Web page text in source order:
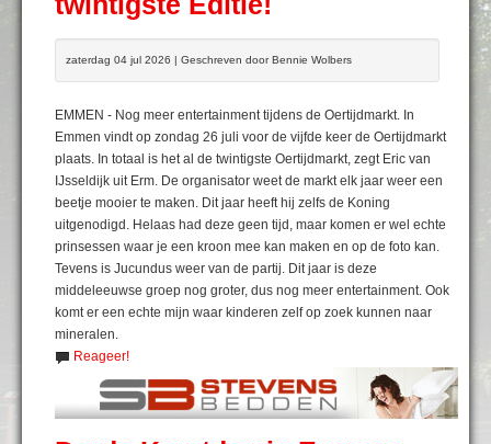
zaterdag 04 jul 2026 | Geschreven door Bennie Wolbers
EMMEN - Nog meer entertainment tijdens de Oertijdmarkt. In
Emmen vindt op zondag 26 juli voor de vijfde keer de Oertijdmarkt
plaats. In totaal is het al de twintigste Oertijdmarkt, zegt Eric van
IJsseldijk uit Erm. De organisator weet de markt elk jaar weer een
beetje mooier te maken. Dit jaar heeft hij zelfs de Koning
uitgenodigd. Helaas had deze geen tijd, maar komen er wel echte
prinsessen waar je een kroon mee kan maken en op de foto kan.
Tevens is Jucundus weer van de partij. Dit jaar is deze
middeleeuwse groep nog groter, dus nog meer entertainment. Ook
komt er een echte mijn waar kinderen zelf op zoek kunnen naar
mineralen.
Reageer!